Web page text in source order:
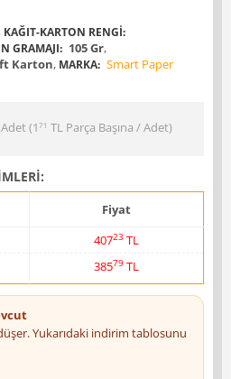
KAĞIT-KARTON RENGI:
GRAMAJI: 105 Gr,
Karton, MARKA: Smart Paper
(1 71 TLParça Başına / Adet)
Fiyat
40723 TL
38579 TL
Yukarıdaki indirim tablosunu